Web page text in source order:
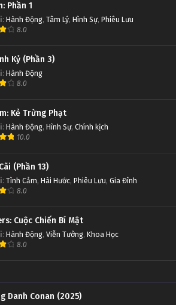
Phần 1
: Hành Động, Tâm Lý, Hình Sự, Phiêu Lưu
8.0
Kỷ (Phần 3)
: Hành Động
8.0
Kẻ Trừng Phạt
: Hành Động, Hình Sự, Chính kịch
10.0
(Phần 13)
: Tình Cảm, Hài Hước, Phiêu Lưu, Gia Đình
8.0
Cuộc Chiến Bí Mật
: Hành Động, Viễn Tưởng, Khoa Học
8.0
Danh Conan (2025)